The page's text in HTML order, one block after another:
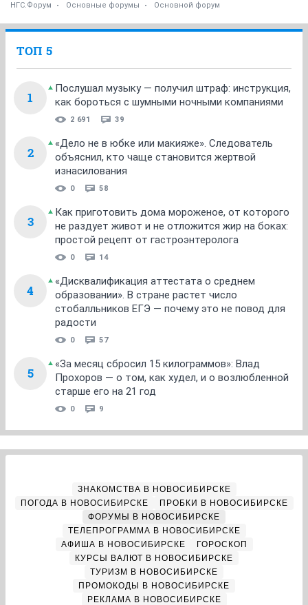
НГС.Форум Основные форумы Основной форум
ТОП 5
1
Послушал музыку — получил штраф: инструкция,
как бороться с шумными ночными компаниями
2 691 39
2
«Дело не в юбке или макияже». Следователь
объяснил, кто чаще становится жертвой
изнасилования
0 58
3
Как приготовить дома мороженое, от которого
не раздует живот и не отложится жир на боках:
простой рецепт от гастроэнтеролога
0 14
4
«Дисквалификация аттестата о среднем
образовании». В стране растет число
стобалльников ЕГЭ — почему это не повод для
радости
0 57
5
«За месяц сбросил 15 килограммов»: Влад
Прохоров — о том, как худел, и о возлюбленной
старше его на 21 год
0 9
ЗНАКОМСТВА В НОВОСИБИРСКЕ
ПОГОДА В НОВОСИБИРСКЕ
ПРОБКИ В НОВОСИБИРСКЕ
ФОРУМЫ В НОВОСИБИРСКЕ
ТЕЛЕПРОГРАММА В НОВОСИБИРСКЕ
АФИША В НОВОСИБИРСКЕ
ГОРОСКОП
КУРСЫ ВАЛЮТ В НОВОСИБИРСКЕ
ТУРИЗМ В НОВОСИБИРСКЕ
ПРОМОКОДЫ В НОВОСИБИРСКЕ
РЕКЛАМА В НОВОСИБИРСКЕ